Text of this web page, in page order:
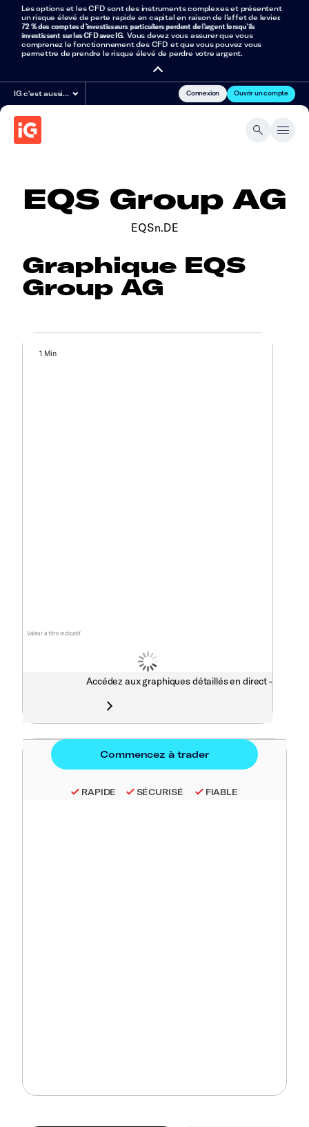
Les options et les CFD sont des instruments complexes et présentent
un risque élevé de perte rapide en capital en raison de l’effet de levier.
72 % des comptes d’investisseurs particuliers perdent de l’argent lorsqu’ils
investissent sur les CFD avec IG. Vous devez vous assurer que vous
comprenez le fonctionnement des CFD et que vous pouvez vous
permettre de prendre le risque élevé de perdre votre argent.
IG c'est aussi… Connexion Ouvrir un compte
EQS Group AG
EQSn.DE
Graphique EQS
Group AG
Valeur à titre indicatif
1 Min
Accédez aux graphiques détaillés en direct -
RAPIDE SÉCURISÉ FIABLE